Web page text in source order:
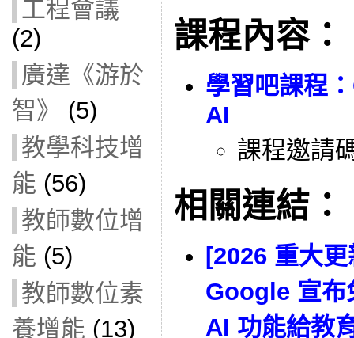
工程會議
(2)
廣達《游於
智》
(5)
教學科技增
能 (56)
教師數位增
能 (5)
教師數位素
養增能 (13)
課程內容：
學習吧課程
AI
課程邀請
相關連結：
[2026 重大
Google 宣布
AI 功能給教